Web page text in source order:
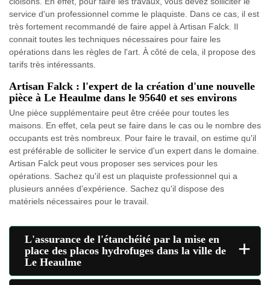
service d'un professionnel comme le plaquiste. Dans ce cas, il est
très fortement recommandé de faire appel à Artisan Falck. Il
connait toutes les techniques nécessaires pour faire les
opérations dans les règles de l'art. À côté de cela, il propose des
tarifs très intéressants.
Artisan Falck : l'expert de la création d'une nouvelle
pièce à Le Heaulme dans le 95640 et ses environs
Une pièce supplémentaire peut être créée pour toutes les
maisons. En effet, cela peut se faire dans le cas ou le nombre des
occupants est très nombreux. Pour faire le travail, on estime qu'il
est préférable de solliciter le service d'un expert dans le domaine.
Artisan Falck peut vous proposer ses services pour les
opérations. Sachez qu'il est un plaquiste professionnel qui a
plusieurs années d'expérience. Sachez qu'il dispose des
matériels nécessaires pour le travail.
L'assurance de l'étanchéité par la mise en
place des placos hydrofuges dans la ville de
Le Heaulme
+